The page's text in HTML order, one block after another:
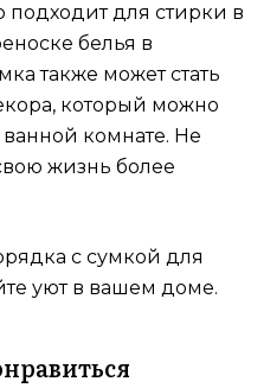
для стирки в
белья в
также может стать
который можно
ванной комнате. Не
жизнь более
с сумкой для
уют в вашем доме.